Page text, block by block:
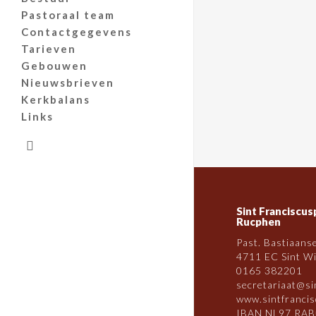
Pastoraal team
Contactgegevens
Tarieven
Gebouwen
Nieuwsbrieven
Kerkbalans
Links
Sint
Rucphen
Past.
4711 EC Sint
0165 382201
IBAN NL97